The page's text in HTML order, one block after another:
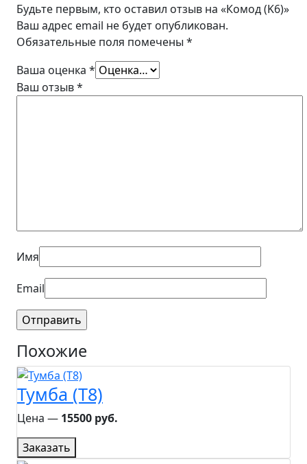
Будьте первым, кто оставил отзыв на «Комод (K6)»
Ваш адрес email не будет опубликован.
Обязательные поля помечены *
Ваша оценка *
Ваш отзыв*
Имя
Email
Похожие
Тумба (T8)
Цена ― 15500 руб.
Заказать